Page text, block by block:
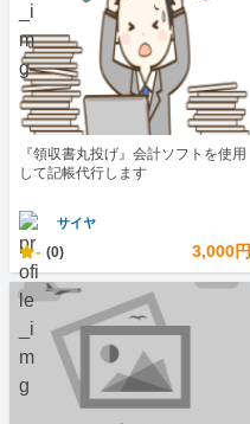
『領収書丸投げ』会計ソフトを使用
して記帳代行します
サイヤ
- (0) 3,000円